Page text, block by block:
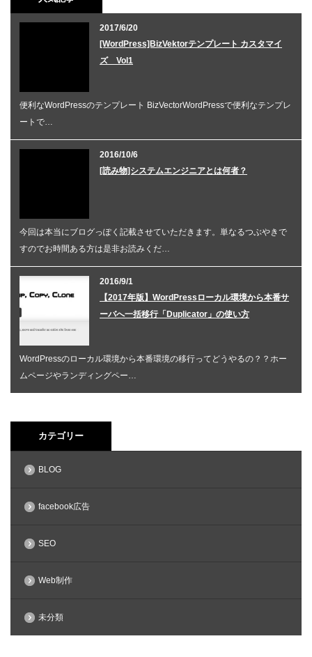
2017/6/20
[WordPress]BizVektorテンプレート カスタマイ
ズ Vol1
便利なWordPressのテンプレート BizVectorWordPressで便利なテンプレ
ートで…
2016/10/6
[読み物]システムエンジニアとは何者？
今回は本当にブログっぽく記載させていただきます。単なるつぶやきで
すのでお時間ある方は是非お読みくだ…
2016/9/1
【2017年版】WordPressローカル環境から本番サ
ーバへ一括移行「Duplicator」の使い方
WordPressのローカル環境から本番環境の移行ってどうやるの？？ホー
ムページやランディングペー…
カテゴリー
BLOG
facebook広告
SEO
Web制作
未分類